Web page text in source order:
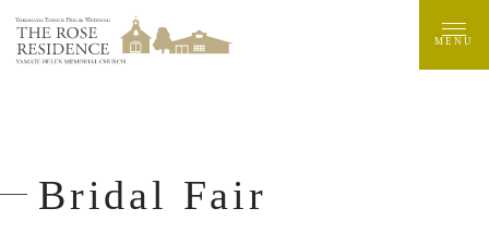
Bridal Fair
MENU